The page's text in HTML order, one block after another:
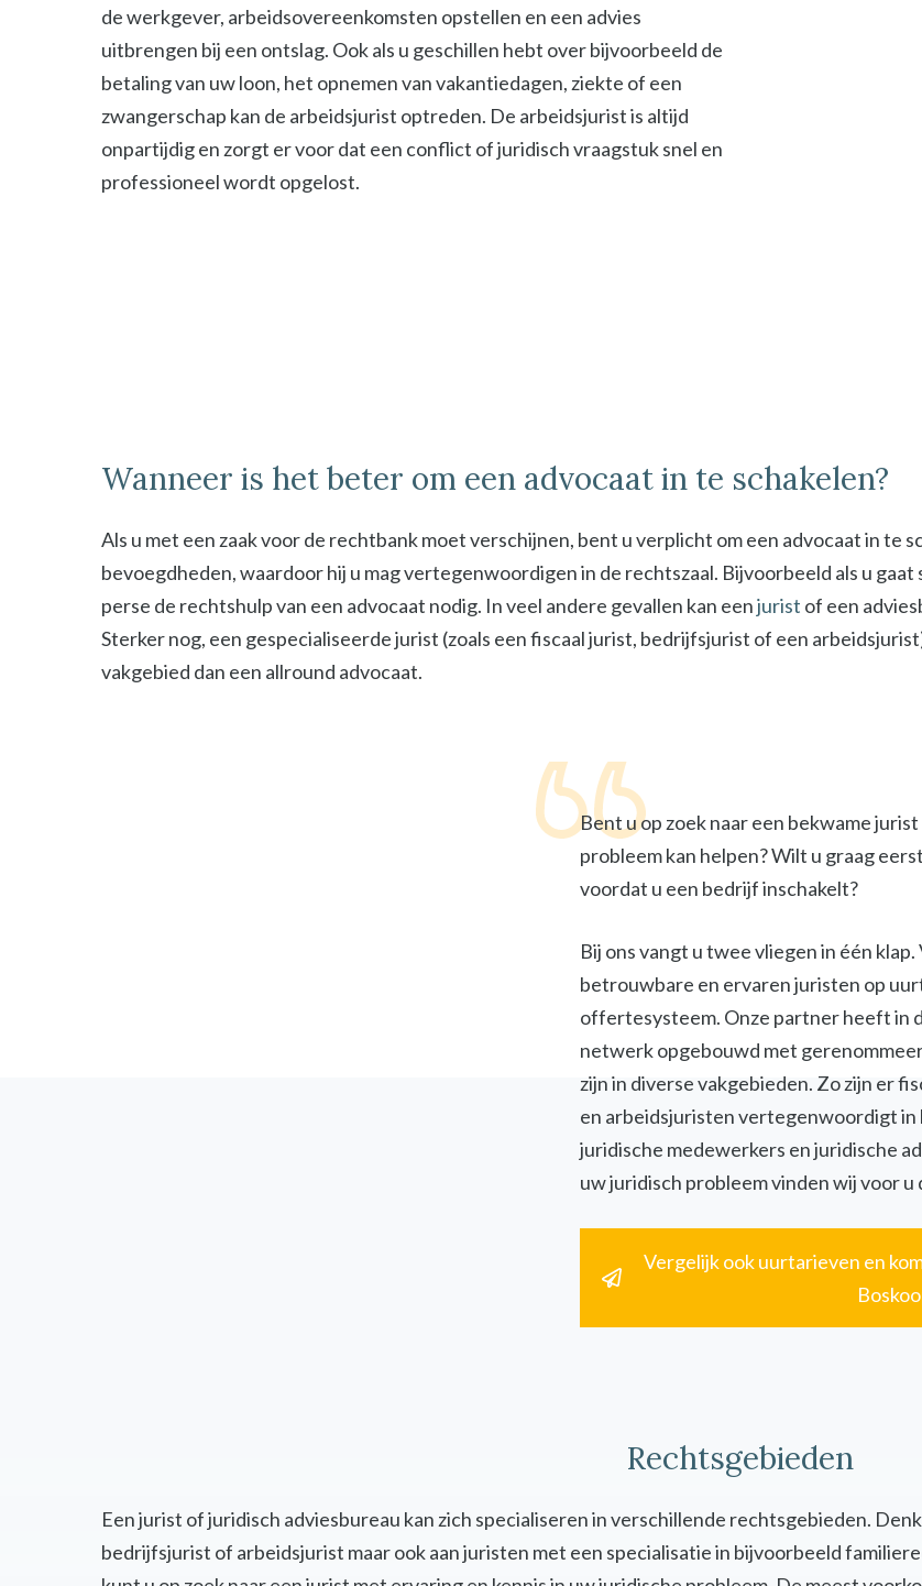
de werkgever, arbeidsovereenkomsten opstellen en een advies
uitbrengen bij een ontslag. Ook als u geschillen hebt over bijvoorbeeld de
betaling van uw loon, het opnemen van vakantiedagen, ziekte of een
zwangerschap kan de arbeidsjurist optreden. De arbeidsjurist is altijd
onpartijdig en zorgt er voor dat een conflict of juridisch vraagstuk snel en
professioneel wordt opgelost.
Wanneer is het beter om een advocaat in te schakelen?
Als u met een zaak voor de rechtbank moet verschijnen, bent u verplicht om een advocaat in te
bevoegdheden, waardoor hij u mag vertegenwoordigen in de rechtszaal. Bijvoorbeeld als u
perse de rechtshulp van een advocaat nodig. In veel andere gevallen kan eenjurist of een
Sterker nog, een gespecialiseerde jurist (zoals een fiscaal jurist, bedrijfsjurist of een
vakgebied dan een allround advocaat.
Bent u op zoek naar een bekwame
probleem kan helpen? Wilt u graag
voordat u een bedrijf inschakelt?
Bij ons vangt u twee vliegen in één
betrouwbare en ervaren juristen op
offertesysteem. Onze partner heeft in
netwerk opgebouwd met
zijn in diverse vakgebieden. Zo zijn er
en arbeidsjuristen vertegenwoordigt in
juridische medewerkers en juridische
uw juridisch probleem vinden wij voor u
Vergelijk ook uurtarieven en
Rechtsgebieden
Een jurist of juridisch adviesbureau kan zich specialiseren in verschillende rechtsgebieden.
bedrijfsjurist of arbeidsjurist maar ook aan juristen met een specialisatie in bijvoorbeeld